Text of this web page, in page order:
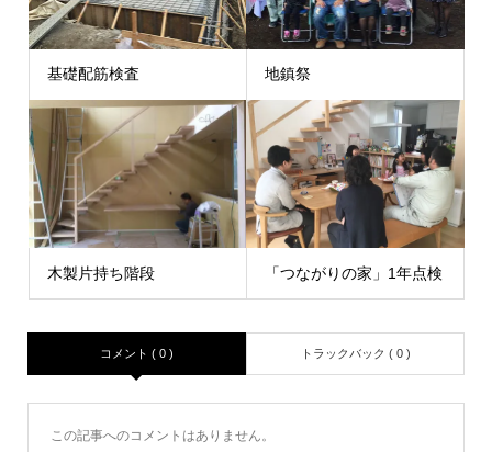
基礎配筋検査 地鎮祭
木製片持ち階段 「つながりの家」1年点検
コメント ( 0 ) トラックバック ( 0 )
この記事へのコメントはありません。